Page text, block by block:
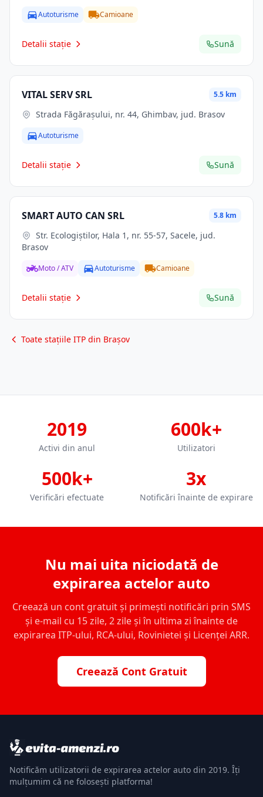
Autoturisme Camioane
Detalii stație Sună
VITAL SERV SRL 5.5 km
Strada Făgărașului, nr. 44, Ghimbav, jud. Brasov
Autoturisme
Detalii stație Sună
SMART AUTO CAN SRL 5.8 km
Brasov
Moto / ATV Autoturisme Camioane
Detalii stație Sună
Toate stațiile ITP din Brașov
2019
Activi din anul
600k+
Utilizatori
500k+
Verificări efectuate
3x
Notificări înainte de expirare
Nu mai uita niciodată de
expirarea actelor auto
Creează un cont gratuit și primești notificări prin SMS
și e-mail cu 15 zile, 2 zile și în ultima zi înainte de
expirarea ITP-ului, RCA-ului, Rovinietei și Licenței ARR.
Creează Cont Gratuit
Notificăm utilizatorii de expirarea actelor auto din 2019. Îți
mulțumim că ne folosești platforma!